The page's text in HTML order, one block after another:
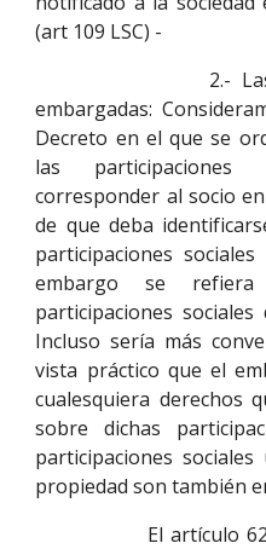
(art 109 LSC) -
2.- Las
embargadas:
Decreto en el que se
las participaciones
corresponder al socio
de que deba
participaciones
embargo se
participaciones
Incluso sería más
vista práctico que el
cualesquiera derechos
sobre dichas
participaciones
propiedad son también
El artículo 623.3